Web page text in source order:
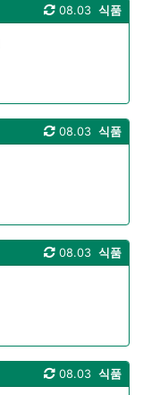
식품
08.03
식품
08.03
식품
08.03
식품
08.03